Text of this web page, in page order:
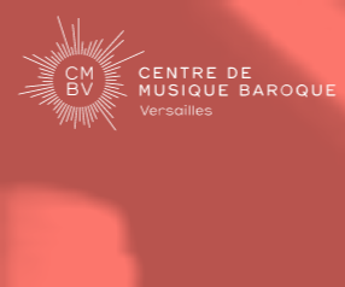
ALLER AU CONTENU